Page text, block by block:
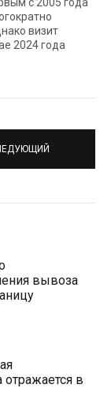
визит
2024 года
вывоза
отражается в